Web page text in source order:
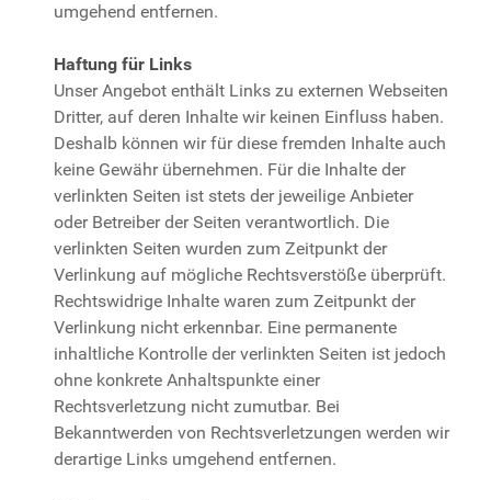
umgehend entfernen.
Haftung für Links
Unser Angebot enthält Links zu externen Webseiten
Dritter, auf deren Inhalte wir keinen Einfluss haben.
Deshalb können wir für diese fremden Inhalte auch
keine Gewähr übernehmen. Für die Inhalte der
verlinkten Seiten ist stets der jeweilige Anbieter
oder Betreiber der Seiten verantwortlich. Die
verlinkten Seiten wurden zum Zeitpunkt der
Verlinkung auf mögliche Rechtsverstöße überprüft.
Rechtswidrige Inhalte waren zum Zeitpunkt der
Verlinkung nicht erkennbar. Eine permanente
inhaltliche Kontrolle der verlinkten Seiten ist jedoch
ohne konkrete Anhaltspunkte einer
Rechtsverletzung nicht zumutbar. Bei
Bekanntwerden von Rechtsverletzungen werden wir
derartige Links umgehend entfernen.